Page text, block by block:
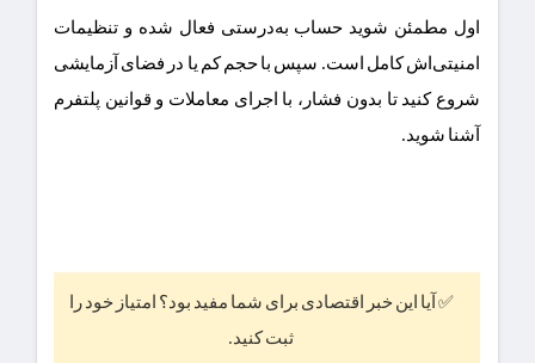
اول مطمئن شوید حساب به‌درستی فعال شده و تنظیمات
امنیتی‌اش کامل است. سپس با حجم کم یا در فضای آزمایشی
شروع کنید تا بدون فشار، با اجرای معاملات و قوانین پلتفرم
آشنا شوید.
✅ آیا این خبر اقتصادی برای شما مفید بود؟ امتیاز خود را
ثبت کنید.